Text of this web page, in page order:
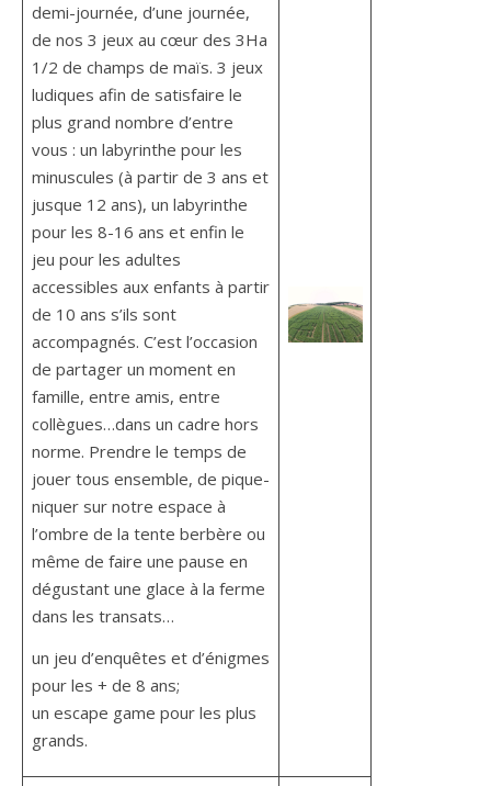
demi-journée, d’une journée,
de nos 3 jeux au cœur des 3Ha
1/2 de champs de maïs. 3 jeux
ludiques afin de satisfaire le
plus grand nombre d’entre
vous : un labyrinthe pour les
minuscules (à partir de 3 ans et
jusque 12 ans), un labyrinthe
pour les 8-16 ans et enfin le
jeu pour les adultes
accessibles aux enfants à partir
de 10 ans s’ils sont
accompagnés. C’est l’occasion
de partager un moment en
famille, entre amis, entre
collègues…dans un cadre hors
norme. Prendre le temps de
jouer tous ensemble, de pique-
niquer sur notre espace à
l’ombre de la tente berbère ou
même de faire une pause en
dégustant une glace à la ferme
dans les transats…
un jeu d’enquêtes et d’énigmes
pour les + de 8 ans;
un escape game pour les plus
grands.